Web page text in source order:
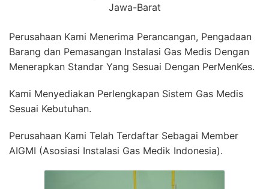
Jawa-Barat
Perusahaan Kami Menerima Perancangan, Pengadaan
Barang dan Pemasangan Instalasi Gas Medis Dengan
Menerapkan Standar Yang Sesuai Dengan PerMenKes.
Kami Menyediakan Perlengkapan Sistem Gas Medis
Sesuai Kebutuhan.
Perusahaan Kami Telah Terdaftar Sebagai Member
AIGMI (Asosiasi Instalasi Gas Medik Indonesia).